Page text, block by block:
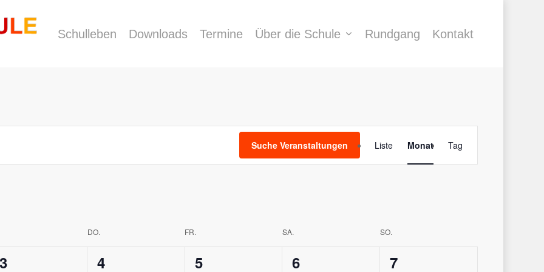
Schulleben Downloads Termine Über die Schule Rundgang Kontakt
Suche Veranstaltungen
Ansichten-
Liste Monat Tag
DO. FR. SA. SO.
1
3
0
4
1
5
0
6
0
7